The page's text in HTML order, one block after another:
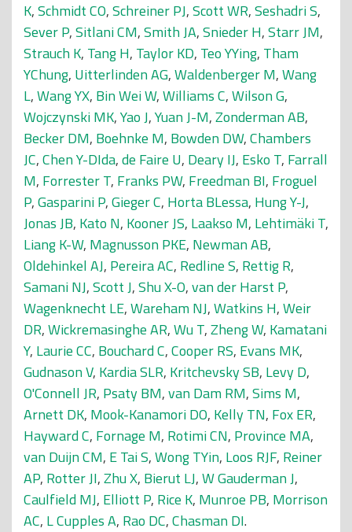
K,Schmidt CO,Schreiner PJ,Scott WR,Seshadri S,
Sever P,Sitlani CM,Smith JA,Snieder H,Starr JM,
Strauch K, Tang H, Taylor KD, Teo YYing, Tham
YChung, Uitterlinden AG,Waldenberger M,Wang
L,Wang YX, Bin Wei W,Williams C,Wilson G,
Wojczynski MK,Yao J,Yuan J-M,Zonderman AB,
Becker DM, Boehnke M, Bowden DW,Chambers
JC,Chen Y-DIda,de Faire U, Deary IJ, Esko T, Farrall
M, Forrester T, Franks PW, Freedman BI, Froguel
P,Gasparini P,Gieger C, Horta BLessa, Hung Y-J,
Jonas JB, Kato N, Kooner JS, Laakso M, Lehtimäki T,
Liang K-W, Magnusson PKE, Newman AB,
Oldehinkel AJ, Pereira AC, Redline S, Rettig R,
Samani NJ,Scott J,Shu X-O,van der Harst P,
Wagenknecht LE,Wareham NJ,Watkins H,Weir
DR,Wickremasinghe AR,Wu T,Zheng W, Kamatani
Y, Laurie CC, Bouchard C,Cooper RS, Evans MK,
Gudnason V, Kardia SLR, Kritchevsky SB, Levy D,
O'Connell JR, Psaty BM,van Dam RM,Sims M,
Arnett DK, Mook-Kanamori DO, Kelly TN, Fox ER,
Hayward C, Fornage M, Rotimi CN, Province MA,
van Duijn CM, E Tai S,Wong TYin, Loos RJF, Reiner
AP, Rotter JI,Zhu X, Bierut LJ,W Gauderman J,
Caulfield MJ, Elliott P, Rice K, Munroe PB, Morrison
AC, L Cupples A, Rao DC,Chasman DI.